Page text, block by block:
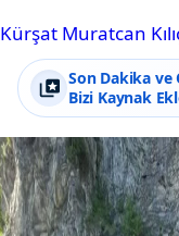
Kürşat Muratcan
Son Dakika
Bizi Kaynak